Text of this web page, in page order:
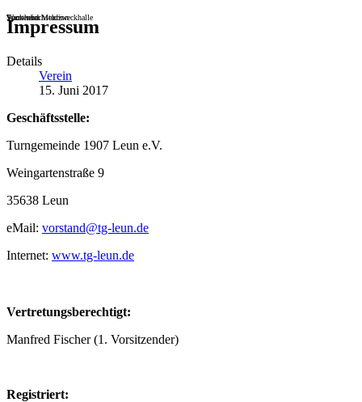
Sportheim
Turn- und Mehrzweckhalle
Wackenbachstadion
Impressum
Details
Verein
15. Juni 2017
Geschäftsstelle:
Turngemeinde 1907 Leun e.V.
Weingartenstraße 9
35638 Leun
eMail: vorstand@tg-leun.de
Internet: www.tg-leun.de
Vertretungsberechtigt:
Manfred Fischer (1. Vorsitzender)
Registriert: